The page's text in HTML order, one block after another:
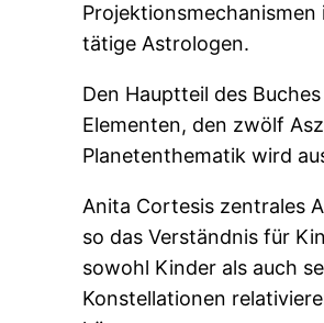
tätige Astrologen.
Den Hauptteil des
Elementen, den zwölf
Planetenthematik wird
Anita Cortesis zentrales
so das Verständnis für
sowohl Kinder als auch
Konstellationen